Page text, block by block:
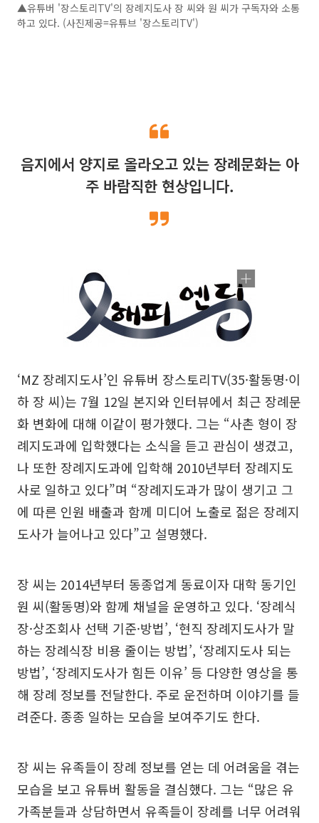
▲유튜버 '장스토리TV'의 장례지도사 장 씨와 원 씨가 구독자와 소통
하고 있다. (사진제공=유튜브 '장스토리TV')
음지에서 양지로 올라오고 있는 장례문화는 아
주 바람직한 현상입니다.
‘MZ 장례지도사’인 유튜버 장스토리TV(35·활동명·이
하 장 씨)는 7월 12일 본지와 인터뷰에서 최근 장례문
화 변화에 대해 이같이 평가했다. 그는 “사촌 형이 장
례지도과에 입학했다는 소식을 듣고 관심이 생겼고,
나 또한 장례지도과에 입학해 2010년부터 장례지도
사로 일하고 있다”며 “장례지도과가 많이 생기고 그
에 따른 인원 배출과 함께 미디어 노출로 젊은 장례지
도사가 늘어나고 있다”고 설명했다.
장 씨는 2014년부터 동종업계 동료이자 대학 동기인
원 씨(활동명)와 함께 채널을 운영하고 있다. ‘장례식
장·상조회사 선택 기준·방법’, ‘현직 장례지도사가 말
하는 장례식장 비용 줄이는 방법’, ‘장례지도사 되는
방법’, ‘장례지도사가 힘든 이유’ 등 다양한 영상을 통
해 장례 정보를 전달한다. 주로 운전하며 이야기를 들
려준다. 종종 일하는 모습을 보여주기도 한다.
장 씨는 유족들이 장례 정보를 얻는 데 어려움을 겪는
모습을 보고 유튜버 활동을 결심했다. 그는 “많은 유
가족분들과 상담하면서 유족들이 장례를 너무 어려워